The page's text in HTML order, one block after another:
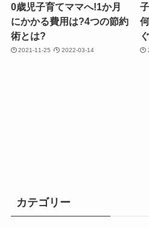
0歳児子育てママへ!1か月
にかかる費用は?4つの節約
術とは?
2021-11-25 2022-03-14
カテゴリー